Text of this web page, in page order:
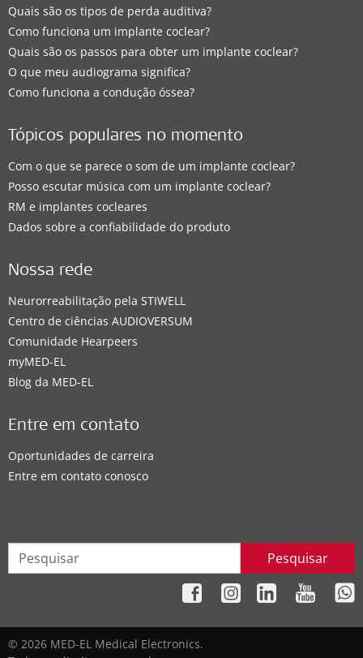
Quais são os tipos de perda auditiva?
Como funciona um implante coclear?
Quais são os passos para obter um implante coclear?
O que meu audiograma significa?
Como funciona a condução óssea?
Tópicos populares no momento
Com o que se parece o som de um implante coclear?
Posso escutar música com um implante coclear?
RM e implantes cocleares
Dados sobre a confiabilidade do produto
Nossa rede
Neurorreabilitação pela STIWELL
Centro de ciências AUDIOVERSUM
Comunidade Hearpeers
myMED‑EL
Blog da MED-EL
Entre em contato
Oportunidades de carreira
Entre em contato conosco
Pesquisar
© 2026 MED-EL Medical Electronics.